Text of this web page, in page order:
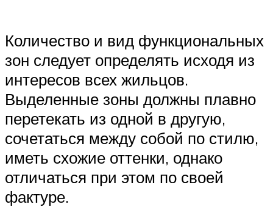
Количество и вид функциональных
зон следует определять исходя из
интересов всех жильцов.
Выделенные зоны должны плавно
перетекать из одной в другую,
сочетаться между собой по стилю,
иметь схожие оттенки, однако
отличаться при этом по своей
фактуре.